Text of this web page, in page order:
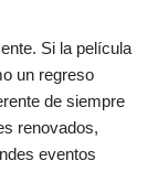
Si la película
un regreso
de siempre
eventos